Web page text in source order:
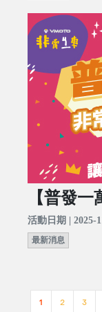
【普發
活動日期 | 2025-
最新消息
1 2 3